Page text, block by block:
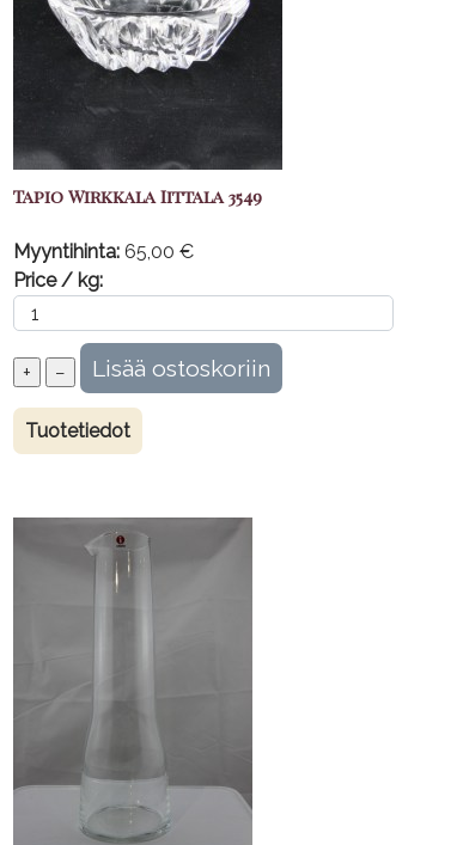
Tapio Wirkkala Iittala 3549
Myyntihinta: 65,00 €
Price / kg:
Tuotetiedot